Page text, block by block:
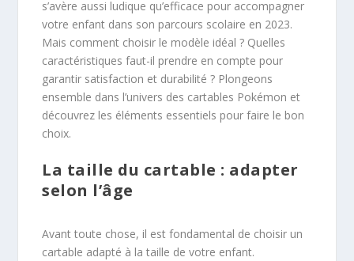
s’avère aussi ludique qu’efficace pour accompagner
votre enfant dans son parcours scolaire en 2023.
Mais comment choisir le modèle idéal ? Quelles
caractéristiques faut-il prendre en compte pour
garantir satisfaction et durabilité ? Plongeons
ensemble dans l’univers des cartables Pokémon et
découvrez les éléments essentiels pour faire le bon
choix.
La taille du cartable : adapter
selon l’âge
Avant toute chose, il est fondamental de choisir un
cartable adapté à la taille de votre enfant.